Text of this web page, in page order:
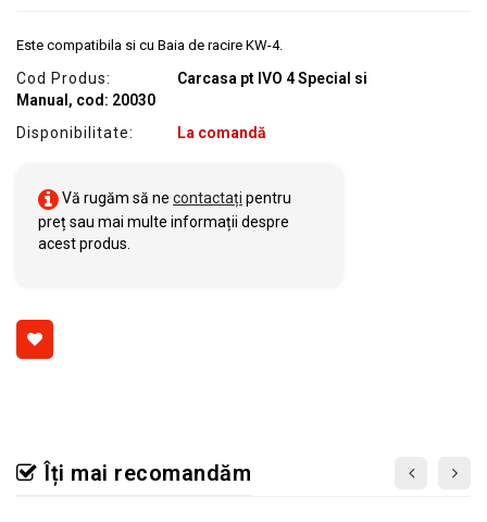
Este compatibila si cu Baia de racire KW-4.
Cod Produs:
Carcasa pt IVO 4 Special si
Manual, cod: 20030
Disponibilitate:
La comandă
Vă rugăm să ne contactați pentru
preț sau mai multe informații despre
acest produs.
Îți mai recomandăm